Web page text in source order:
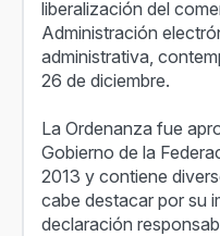
liberalización del
Administración
administrativa,
26 de diciembre.
La Ordenanza fue
Gobierno de la
2013 y contiene
cabe destacar por su
declaración